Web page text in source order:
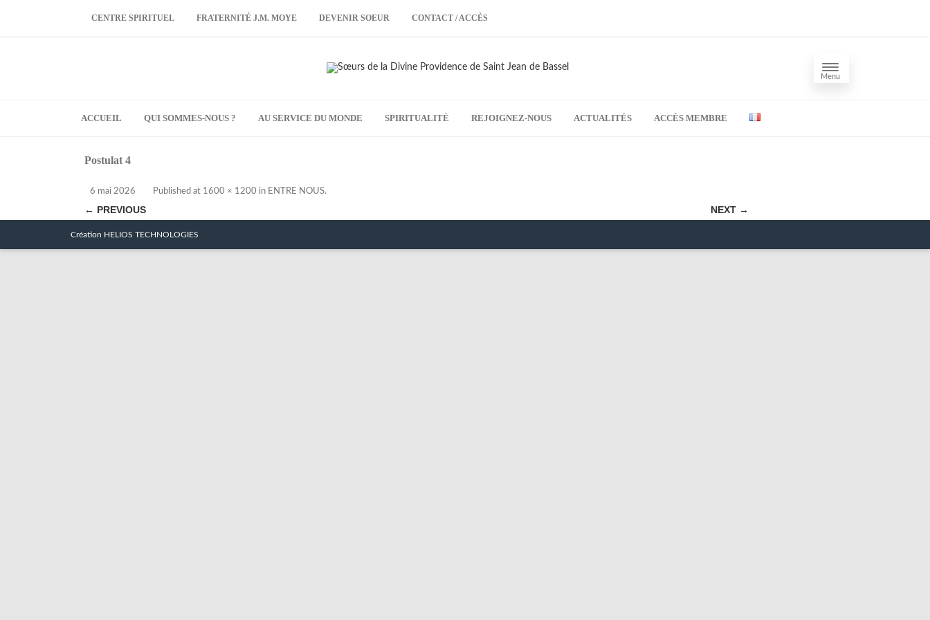
CENTRE SPIRITUEL FRATERNITÉ J.M. MOYE DEVENIR SOEUR CONTACT / ACCÈS
Menu
ACCUEIL QUI SOMMES-NOUS ? AU SERVICE DU MONDE SPIRITUALITÉ REJOIGNEZ-NOUS ACTUALITÉS ACCÈS MEMBRE
Postulat 4
Published
6 mai 2026 at 1600 × 1200 in ENTRE NOUS.
← PREVIOUS NEXT →
Création HELIOS TECHNOLOGIES